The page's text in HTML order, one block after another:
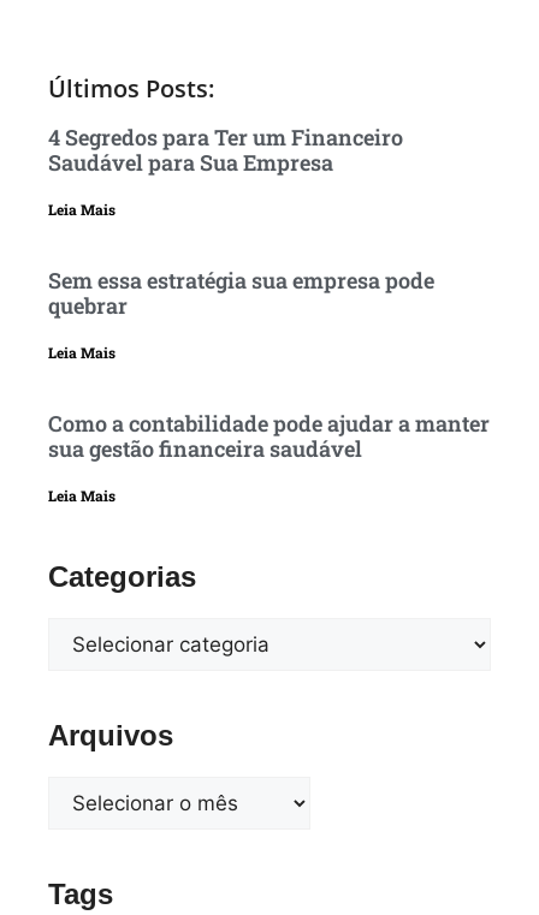
Últimos Posts:
4 Segredos para Ter um Financeiro
Saudável para Sua Empresa
Leia Mais
Sem essa estratégia sua empresa pode
quebrar
Leia Mais
Como a contabilidade pode ajudar a manter
sua gestão financeira saudável
Leia Mais
Categorias
Arquivos
Tags